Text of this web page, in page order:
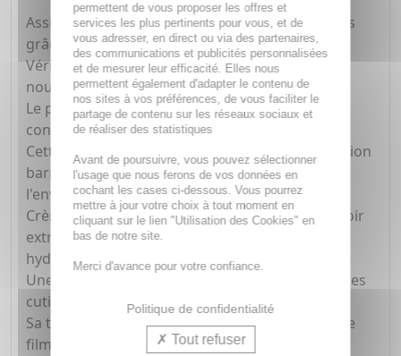
Assurez la douceur et l'hydratation de vos mains
grâce à cette crème riche.
Véritable gant de velours, au pouvoir extra-
nourrissant.
Le plaisir d'une hydratation de 12 heures, le
confort émollient.
Cette crème hydrate, apaise et renforce la fonction
barrière de la peau contre les agressions de
l'environnement.
Crème riche, véritable gant de velours, au pouvoir
extra-nourrissant pour assurer confort,
hydratation et douceur aux mains.
Une double fonction "soin des mains" et "soin des
cuticules".
Sa texture est vite absorbée, elle ne laisse pas de
film gras.
permettent de vous proposer les offres et
services les plus pertinents pour vous, et de
vous adresser, en direct ou via des partenaires,
des communications et publicités personnalisées
et de mesurer leur efficacité. Elles nous
permettent également d'adapter le contenu de
nos sites à vos préférences, de vous faciliter le
partage de contenu sur les réseaux sociaux et
de réaliser des statistiques
Avant de poursuivre, vous pouvez sélectionner
l'usage que nous ferons de vos données en
cochant les cases ci-dessous. Vous pourrez
mettre à jour votre choix à tout moment en
cliquant sur le lien "Utilisation des Cookies" en
bas de notre site.
Merci d'avance pour votre confiance.
Politique de confidentialité
Tout refuser